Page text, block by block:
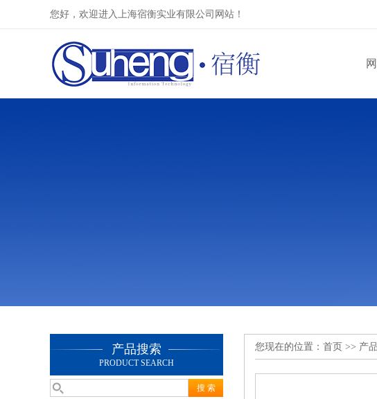
您好，欢迎进入上海宿衡实业有限公司网站！
产品搜索
PRODUCT SEARCH
您现在的位置： 首页 >> 产